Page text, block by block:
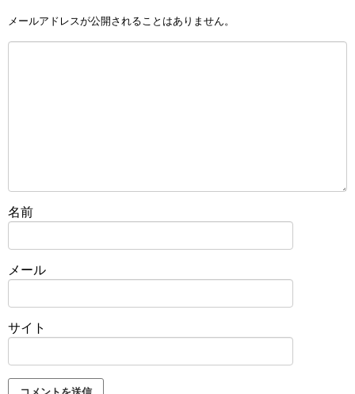
メールアドレスが公開されることはありません。
名前
メール
サイト